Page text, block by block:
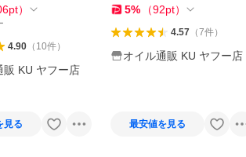
クラシックカー
pt）
4.90（ 10件）
販 KU ヤフー店
見る
ク オイル エ
5% （92pt）
4.57（7件）
オイル通販 KU ヤフー店
最安値を見る